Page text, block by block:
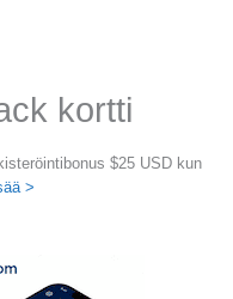
kortti
$25 USD kun
>